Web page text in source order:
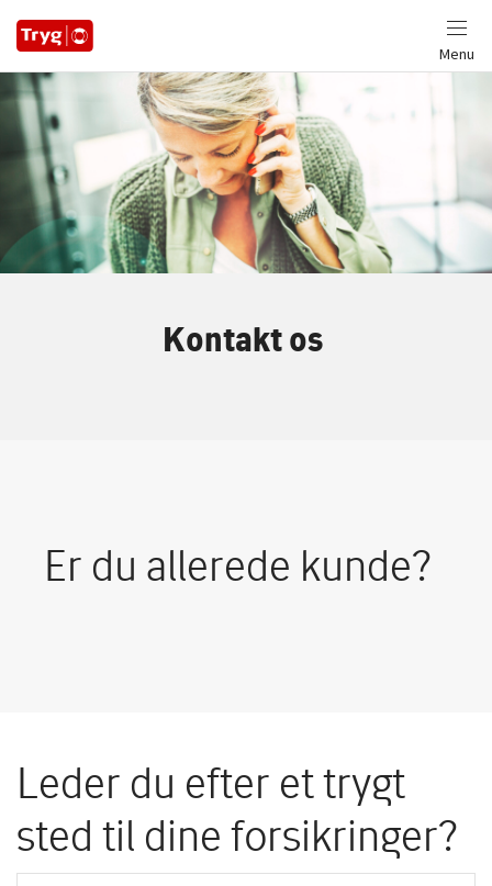
Menu
Kontakt os
Er du allerede kunde?
Leder du efter et trygt
sted til dine forsikringer?